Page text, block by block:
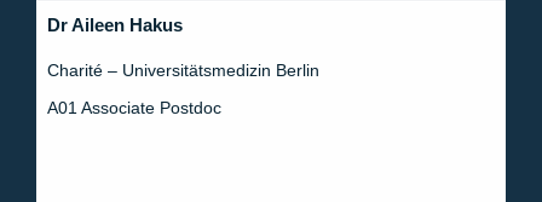
Dr Aileen Hakus
Charité – Universitätsmedizin Berlin
A01 Associate Postdoc